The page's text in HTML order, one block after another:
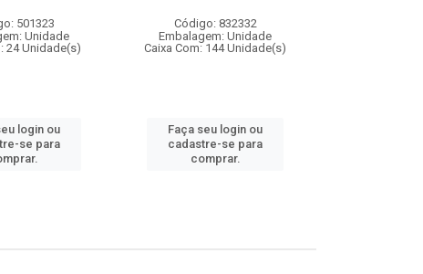
501323
Unidade
24 Unidade(s)
login ou
se para
Código: 832332
Embalagem: Unidade
Caixa Com: 144 Unidade(s)
Faça seu login ou
cadastre-se para
comprar.